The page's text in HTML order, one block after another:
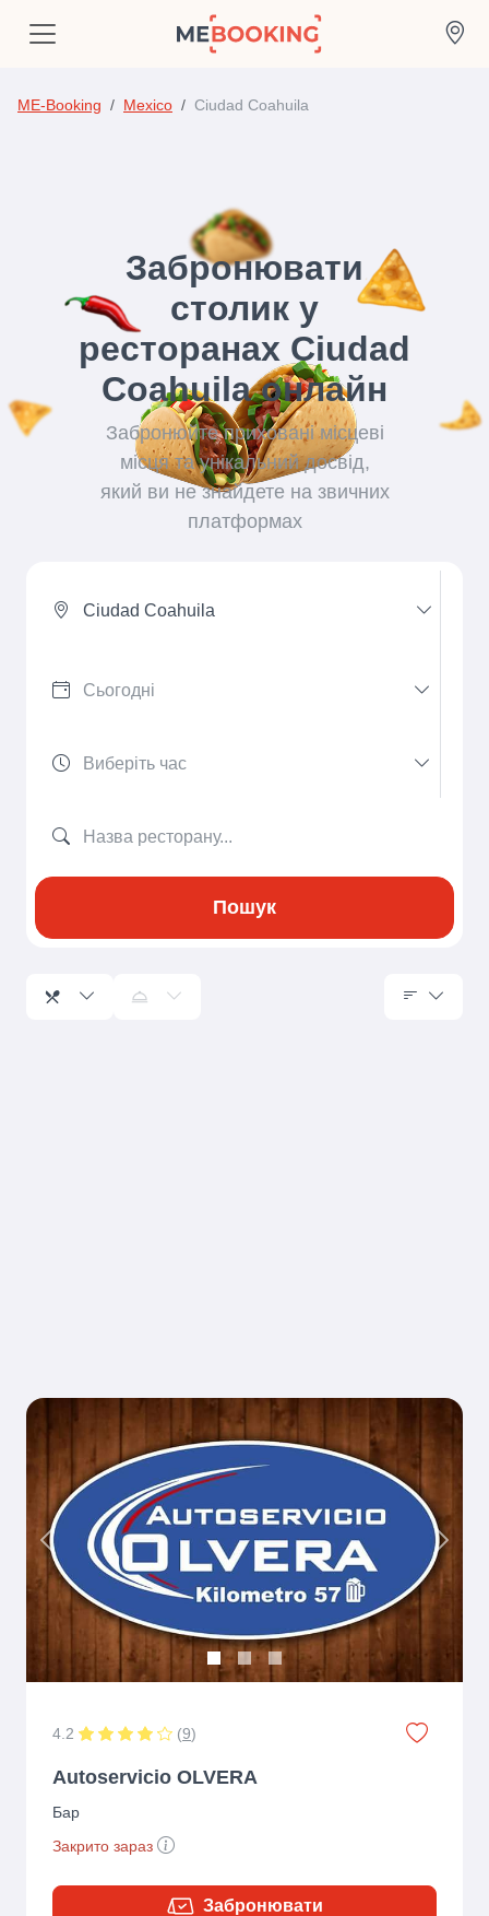
ME-Booking Mexico Ciudad Coahuila
Забронювати
столик у
ресторанах Ciudad
Coahuila онлайн
Забронюйте приховані місцеві
місця та унікальний досвід,
який ви не знайдете на звичних
платформах
Ciudad Coahuila
Пошук
Previous Next
4.2 (9)
Autoservicio OLVERA
Бар
Закрито зараз
Забронювати